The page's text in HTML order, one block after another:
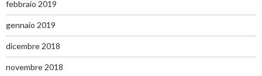
febbraio 2019
gennaio 2019
dicembre 2018
novembre 2018